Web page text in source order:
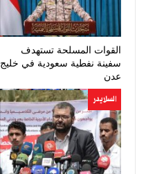
القوات المسلحة تستهدف
سفينة نفطية سعودية في خليج
عدن
السلايدر